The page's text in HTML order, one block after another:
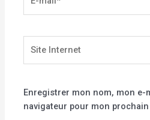
mail*
Internet
Enregistrer mon nom, mon e-
navigateur pour mon